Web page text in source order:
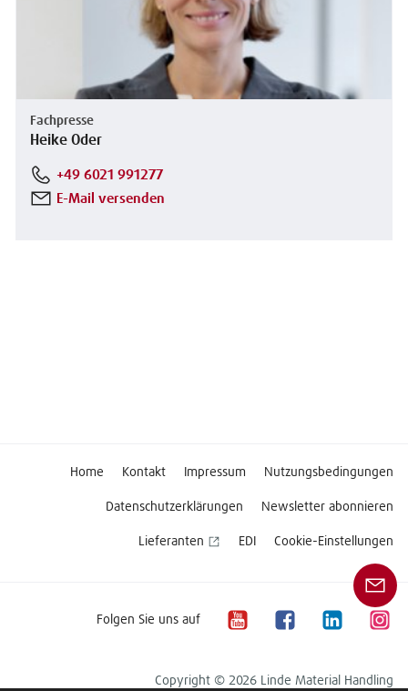
Fachpresse
Heike Oder
+49 6021 991277
E-Mail versenden
Home Kontakt Impressum Nutzungsbedingungen
Datenschutzerklärungen Newsletter abonnieren
Lieferanten EDI Cookie-Einstellungen
Folgen Sie uns auf
Copyright © 2026 Linde Material Handling